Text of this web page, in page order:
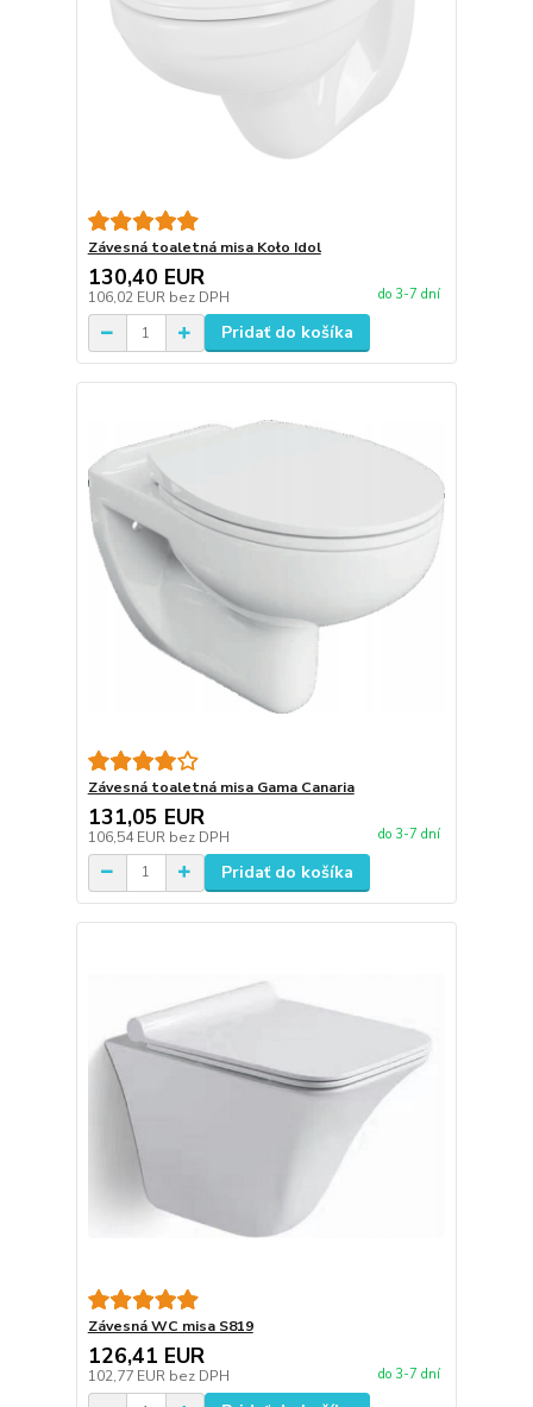
Závesná toaletná misa Koło Idol
130,40 EUR
106,02 EUR bez DPH do 3-7 dní
Pridať do košíka
Závesná toaletná misa Gama Canaria
131,05 EUR
106,54 EUR bez DPH do 3-7 dní
Pridať do košíka
Závesná WC misa S819
126,41 EUR
102,77 EUR bez DPH do 3-7 dní